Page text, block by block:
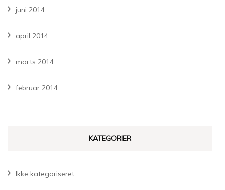
juni 2014
april 2014
marts 2014
februar 2014
KATEGORIER
Ikke kategoriseret